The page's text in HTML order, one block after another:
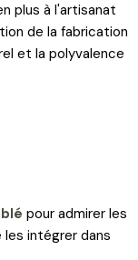
plus à l'artisanat
de la fabrication
et la polyvalence
pour admirer les
intégrer dans